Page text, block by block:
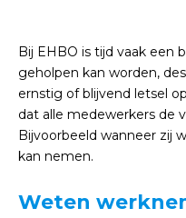
Bij EHBO is tijd vaak een
geholpen kan worden,
ernstig of blijvend letsel
dat alle medewerkers de
Bijvoorbeeld wanneer zij
kan nemen.
Weten